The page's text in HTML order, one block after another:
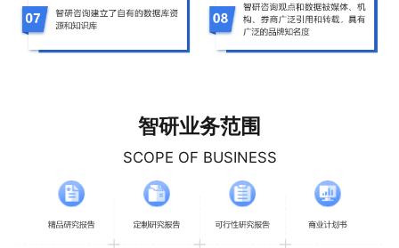
智研业务范围
SCOPE OF BUSINESS